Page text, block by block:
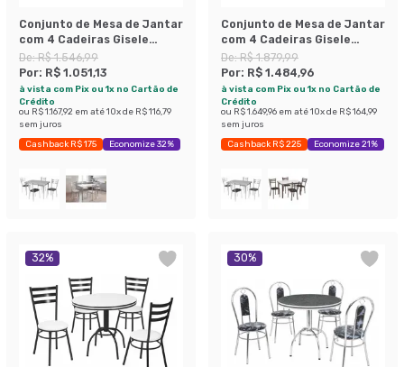
Conjunto de Mesa de Jantar
com 4 Cadeiras Gisele
Marrom e Branco
De:R$ 1.546,99
Por: R$ 1.051,13
à vista com Pix ou 1x no Cartão de
Crédito
ou R$ 1.167,92 em até10x de R$ 116,79
sem juros
Cashback R$ 175 Economize 32%
Conjunto de Mesa de Jantar
com 4 Cadeiras Gisele
Branco e Cromado
De:R$ 1.879,99
Por: R$ 1.484,96
à vista com Pix ou 1x no Cartão de
Crédito
ou R$ 1.649,96 em até10x de R$ 164,99
sem juros
Cashback R$ 225 Economize 21%
32% 30%